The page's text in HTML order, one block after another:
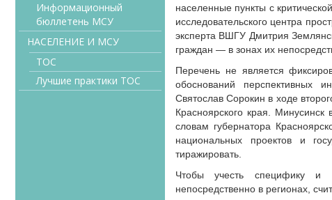
Информационный
бюллетень МСУ
НАСЕЛЕНИЕ И МСУ
ТОС
Лучшие практики ТОС
населенные пункты с
исследовательского центра
эксперта ВШГУ Дмитрия
граждан — в зонах их
Перечень не является
обоснований перспективных
Святослав Сорокин в ходе
Красноярского края.
словам губернатора
национальных проектов и
тиражировать.
Чтобы учесть специфику и
непосредственно в регионах,